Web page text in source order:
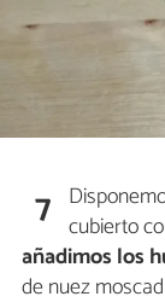
7 cubierto
añadimos los
de nuez